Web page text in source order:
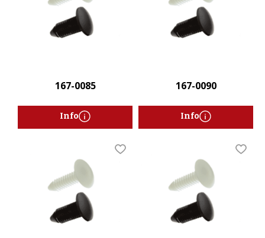
167-0085
Info
167-0090
Info
Lägg till i favoriter